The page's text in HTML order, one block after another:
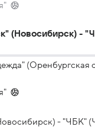
(Новосибирск) -
(Оренбургская
- "ЧБК"